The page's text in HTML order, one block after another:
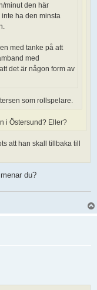
minut den här
ha den minsta
med tanke på att
med
det är någon form av
som rollspelare.
i Östersund? Eller?
att han skall tillbaka till
du?